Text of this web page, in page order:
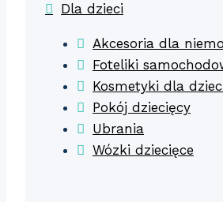
Dla dzieci
Akcesoria dla
Foteliki
Kosmetyki dla
Pokój dziecięcy
Ubrania
Wózki dziecięce